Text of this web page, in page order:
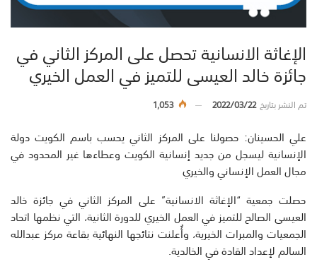
الإغاثة الانسانية تحصل على المركز الثاني في
جائزة خالد العيسى للتميز في العمل الخيري
تم النشر بتاريخ2022/03/22
1,053
علي الحسينان: حصولنا على المركز الثاني يحسب باسم الكويت دولة
الإنسانية ليسجل من جديد إنسانية الكويت وعطاءها غير المحدود في
مجال العمل الإنساني والخيري
حصلت جمعية “الإغاثة الانسانية” على المركز الثاني في جائزة خالد
العيسى الصالح للتميز في العمل الخيري للدورة الثانية، التي نظمها اتحاد
الجمعيات والمبرات الخيرية، وأُعلنت نتائجها النهائية بقاعة مركز عبدالله
السالم لإعداد القادة في الخالدية.